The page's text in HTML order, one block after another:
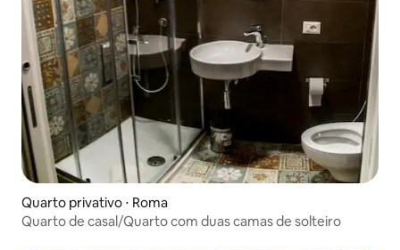
Quarto privativo ⋅ Roma
Quarto de casal/Quarto com duas camas de solteiro